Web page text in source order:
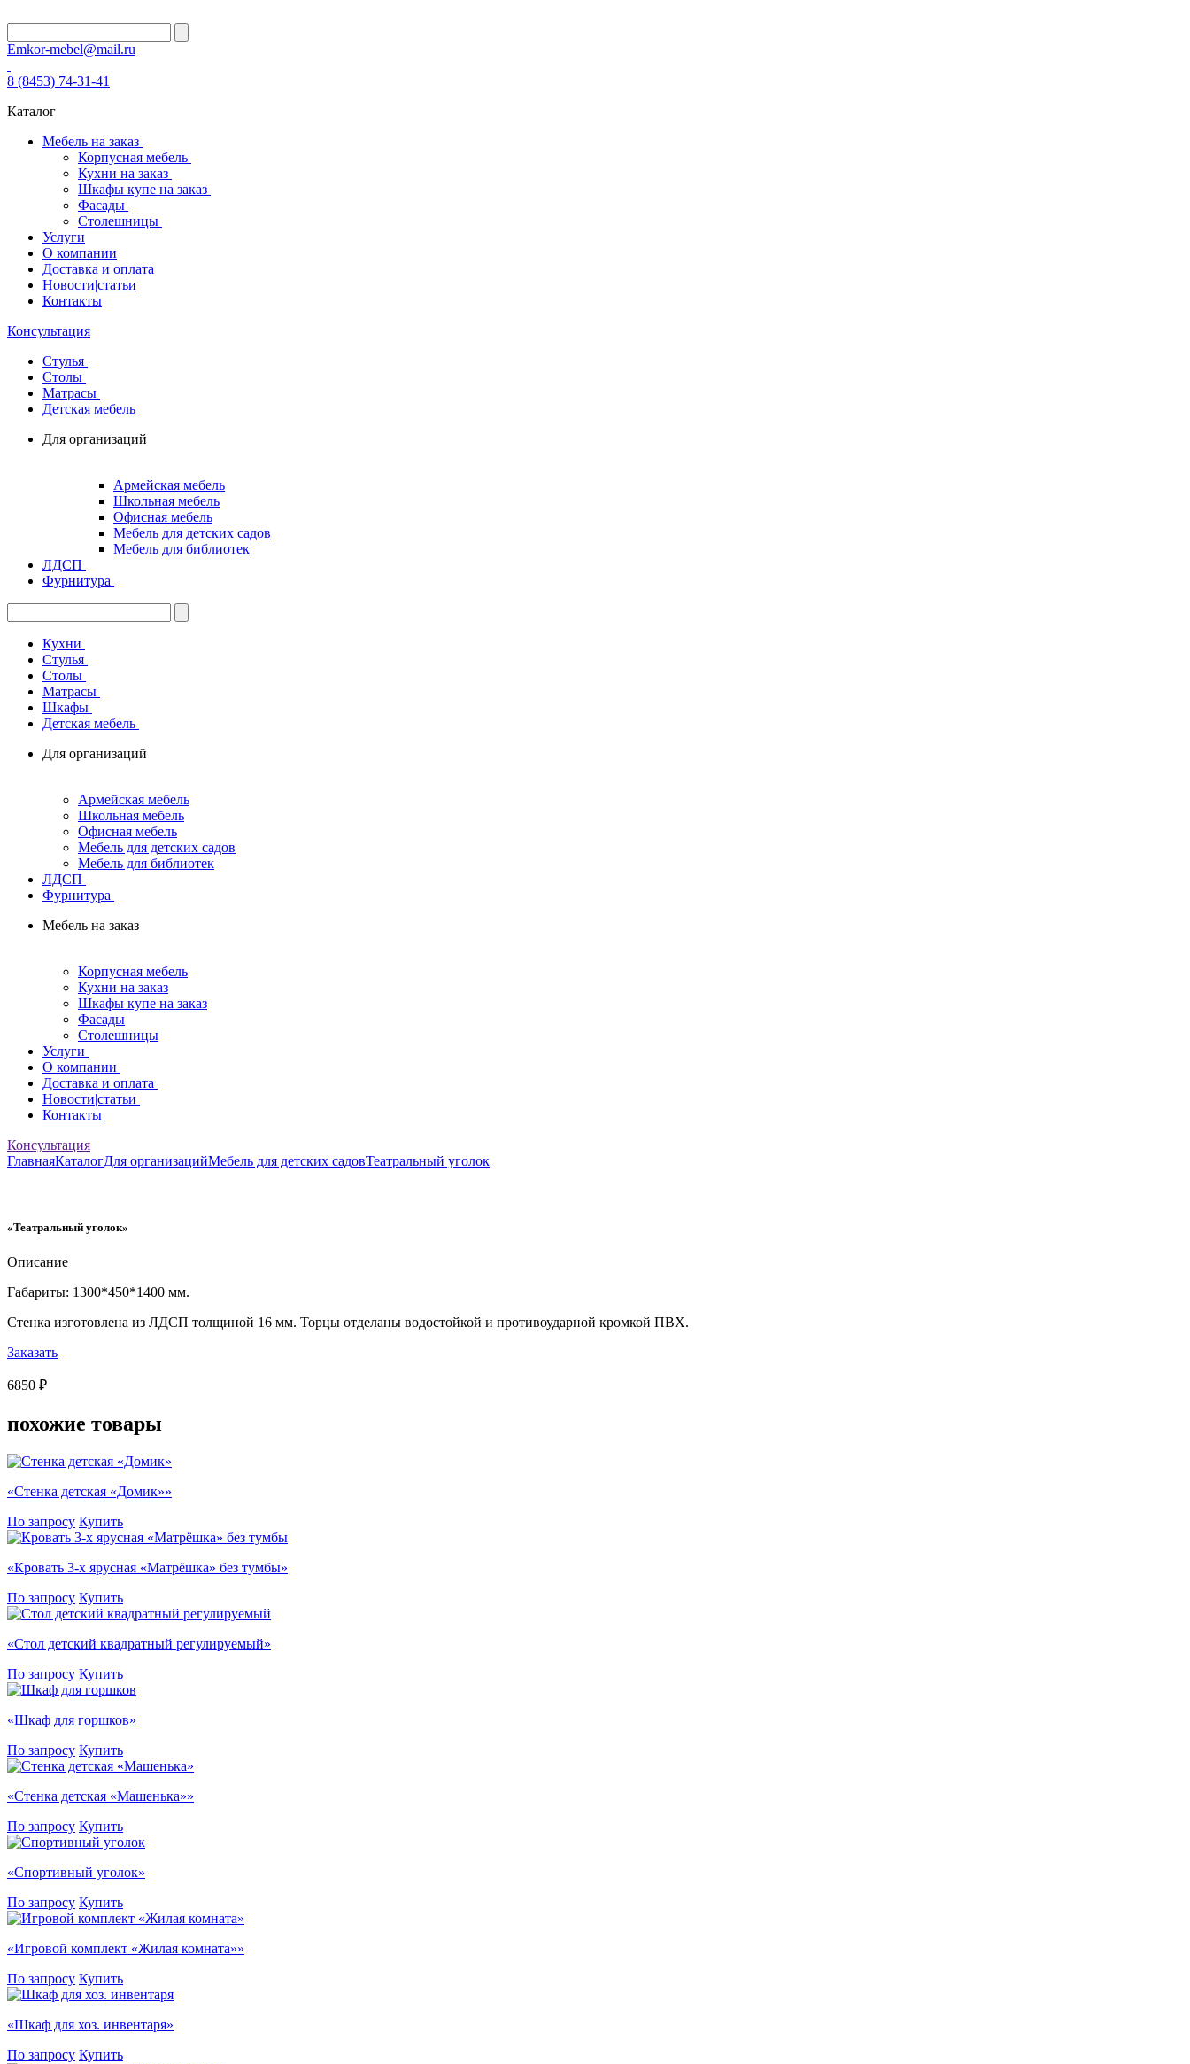
Emkor-mebel@mail.ru
8 (8453) 74-31-41
Каталог
Мебель на заказ
Корпусная мебель
Кухни на заказ
Шкафы купе на заказ
Фасады
Столешницы
Услуги
О компании
Доставка и оплата
Новости|статьи
Контакты
Консультация
Стулья
Столы
Матрасы
Детская мебель
Для организаций
Армейская мебель
Школьная мебель
Офисная мебель
Мебель для детских садов
Мебель для библиотек
ЛДСП
Фурнитура
Кухни
Стулья
Столы
Матрасы
Шкафы
Детская мебель
Для организаций
Армейская мебель
Школьная мебель
Офисная мебель
Мебель для детских садов
Мебель для библиотек
ЛДСП
Фурнитура
Мебель на заказ
Корпусная мебель
Кухни на заказ
Шкафы купе на заказ
Фасады
Столешницы
Услуги
О компании
Доставка и оплата
Новости|статьи
Контакты
Консультация
ГлавнаяКаталогДля организацийМебель для детских садовТеатральный уголок
«Театральный уголок»
Описание
Габариты: 1300*450*1400 мм.
Стенка изготовлена из ЛДСП толщиной 16 мм. Торцы отделаны водостойкой и противоударной кромкой ПВХ.
Заказать
6850 ₽
похожие товары
«Стенка детская «Домик»»
По запросу Купить
«Кровать 3-х ярусная «Матрёшка» без тумбы»
По запросу Купить
«Стол детский квадратный регулируемый»
По запросу Купить
«Шкаф для горшков»
По запросу Купить
«Стенка детская «Машенька»»
По запросу Купить
«Спортивный уголок»
По запросу Купить
«Игровой комплект «Жилая комната»»
По запросу Купить
«Шкаф для хоз. инвентаря»
По запросу Купить